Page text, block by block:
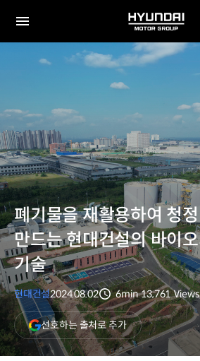
전체
메뉴
HYUNDAI
MOTOR
GROUP
폐기물을 재활용하여 청
만드는 현대건설의 바이
기술
현대건설2024.08.02
분량
6min
조회수
13,761 Views
선호하는 출처로 추가(새
창
열림)